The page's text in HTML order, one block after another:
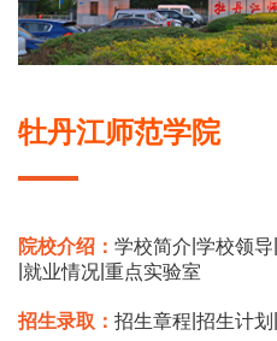
牡丹江师范学院
院校介绍： 学校简介 学校领导
就业情况 重点实验室
招生录取： 招生章程 招生计划